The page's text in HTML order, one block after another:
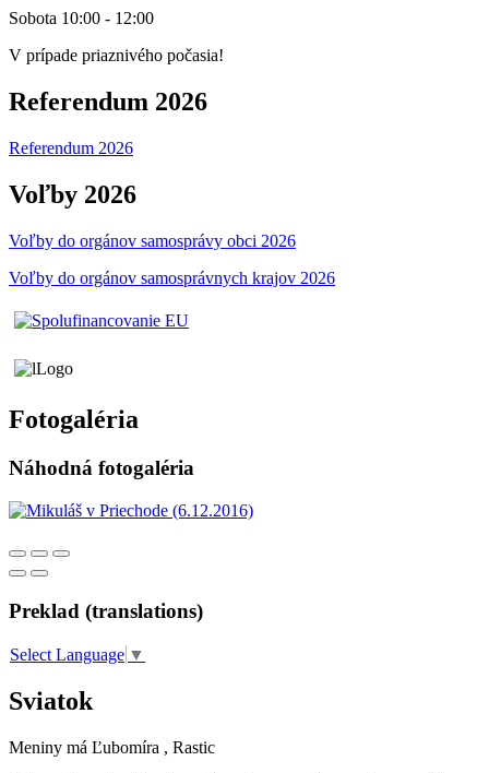
Sobota 10:00 - 12:00
V prípade priaznivého počasia!
Referendum 2026
Referendum 2026
Voľby 2026
Voľby do orgánov samosprávy obci 2026
Voľby do orgánov samosprávnych krajov 2026
Fotogaléria
Náhodná fotogaléria
Preklad (translations)
Select Language ▼
Sviatok
Meniny má Ľubomíra , Rastic